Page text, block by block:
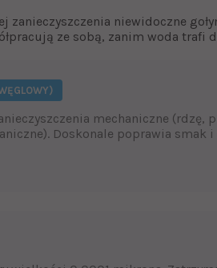
zanieczyszczenia niewidoczne
ze sobą, zanim woda trafi
mechaniczne (rdzę,
Doskonale poprawia smak i